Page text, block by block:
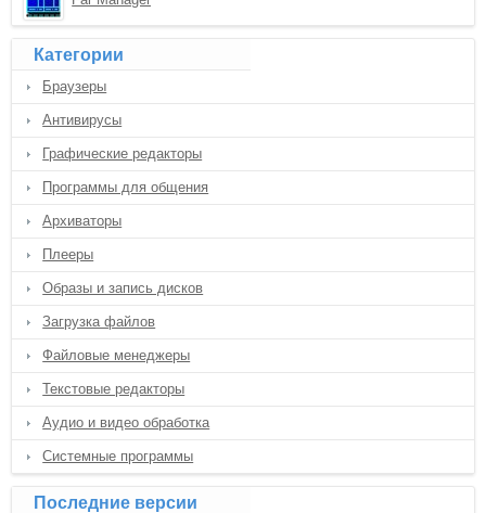
Категории
Браузеры
Антивирусы
Графические редакторы
Программы для общения
Архиваторы
Плееры
Образы и запись дисков
Загрузка файлов
Файловые менеджеры
Текстовые редакторы
Аудио и видео обработка
Системные программы
Последние версии